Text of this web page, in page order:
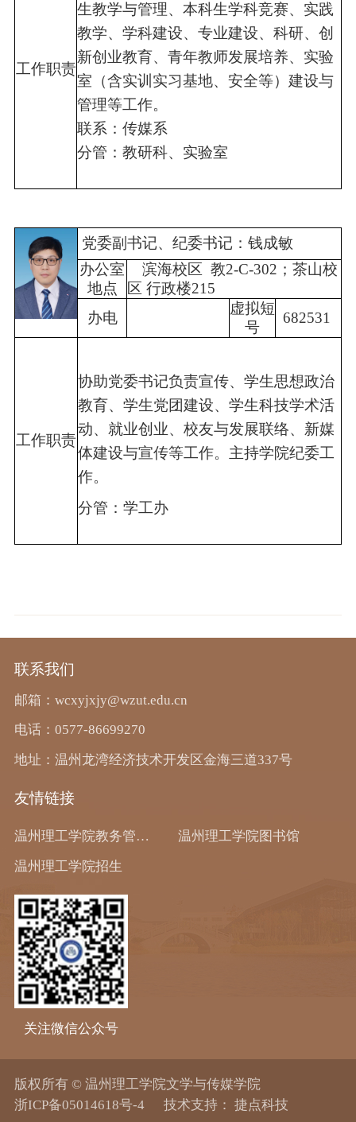
工作职责
生教学与管理、本科生学科竞赛、实践
教学、学科建设、专业建设、科研、创
新创业教育、青年教师发展培养、实验
室（含实训实习基地、安全等）建设与
管理等工作。
联系：传媒系
分管：教研科、实验室
党委副书记、纪委书记：钱成敏
办公室
地点
滨海校区 教2-C-302；茶山校
区 行政楼215
办电
虚拟短
号
682531
工作职责
协助党委书记负责宣传、学生思想政治
教育、学生党团建设、学生科技学术活
动、就业创业、校友与发展联络、新媒
体建设与宣传等工作。主持学院纪委工
作。
分管：学工办
联系我们
邮箱：wcxyjxjy@wzut.edu.cn
电话：0577-86699270
地址：温州龙湾经济技术开发区金海三道337号
友情链接
温州理工学院教务管理系统
温州理工学院图书馆
温州理工学院招生
关注微信公众号
版权所有 © 温州理工学院文学与传媒学院
浙ICP备05014618号-4
技术支持： 捷点科技